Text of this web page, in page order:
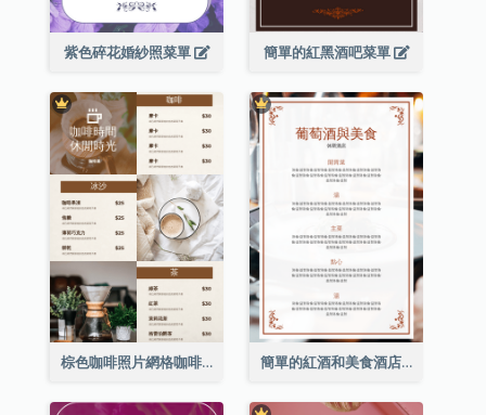
紫色碎花婚紗照菜單 簡單的紅黑酒吧菜單
棕色咖啡照片網格咖啡店菜單 簡單的紅酒和美食酒店餐廳菜單